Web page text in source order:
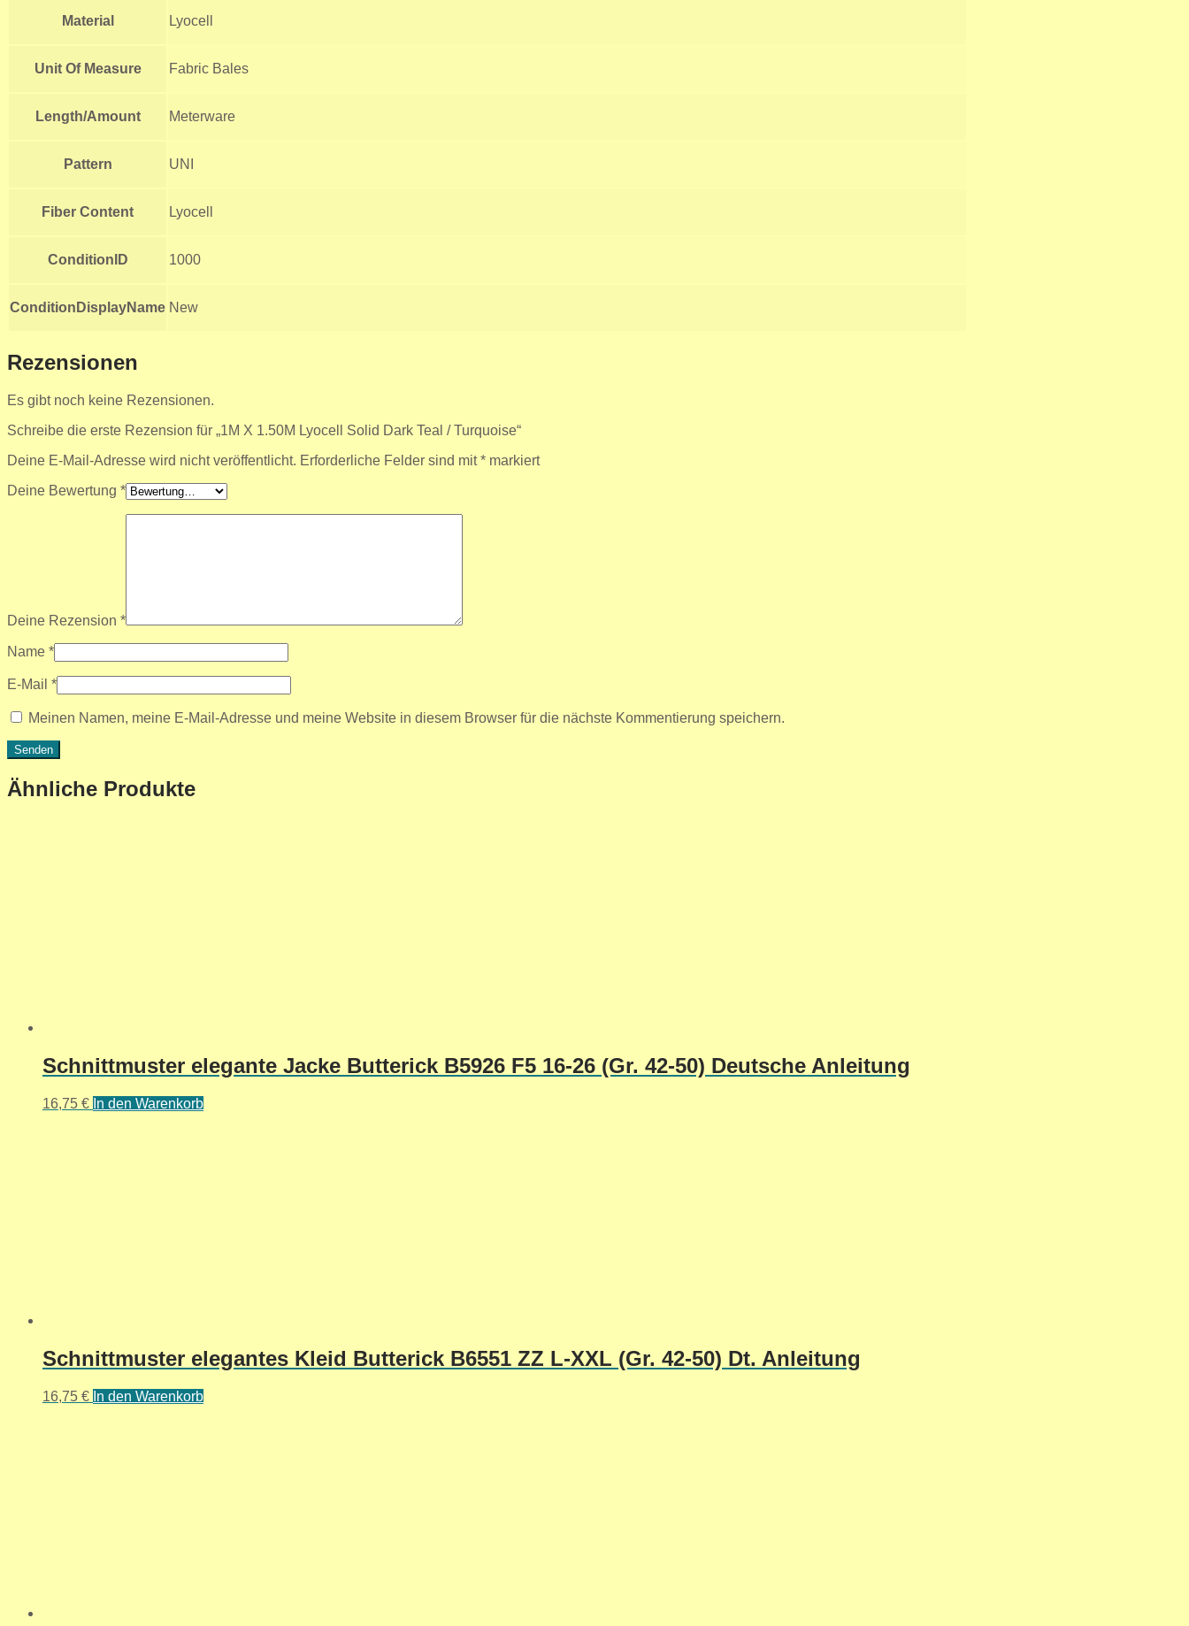
Material Lyocell
Unit Of Measure Fabric Bales
Length/Amount Meterware
Pattern UNI
Fiber Content Lyocell
ConditionID 1000
ConditionDisplayName New
Rezensionen
Es gibt noch keine Rezensionen.
Schreibe die erste Rezension für „1M X 1.50M Lyocell Solid Dark Teal / Turquoise“
Deine E-Mail-Adresse wird nicht veröffentlicht. Erforderliche Felder sind mit* markiert
Deine Bewertung *
Deine Rezension *
Name *
E-Mail *
Meinen Namen, meine E-Mail-Adresse und meine Website in diesem Browser für die nächste Kommentierung speichern.
Ähnliche Produkte
Schnittmuster elegante Jacke Butterick B5926 F5 16-26 (Gr. 42-50) Deutsche Anleitung
16,75 € In den Warenkorb
Schnittmuster elegantes Kleid Butterick B6551 ZZ L-XXL (Gr. 42-50) Dt. Anleitung
16,75 € In den Warenkorb